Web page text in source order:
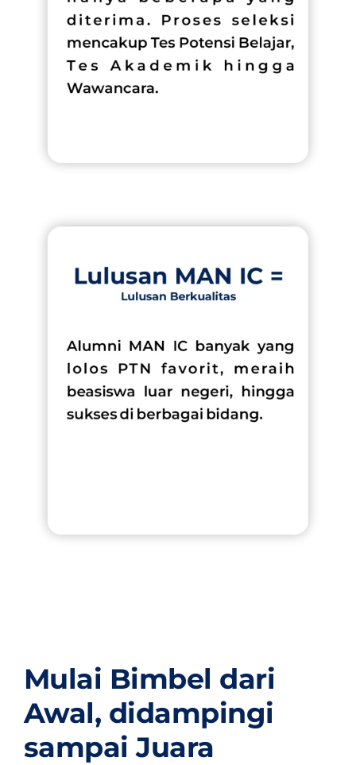
Mulai Bimbel dari
Awal, didampingi
sampai Juara